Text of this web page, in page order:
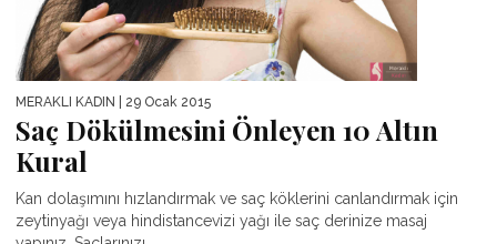
MERAKLI KADIN | 29 Ocak 2015
Saç Dökülmesini Önleyen 10 Altın
Kural
Kan dolaşımını hızlandırmak ve saç köklerini canlandırmak için
zeytinyağı veya hindistancevizi yağı ile saç derinize masaj